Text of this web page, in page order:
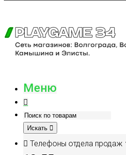
Меню
Искать
Телефоны отдела продаж